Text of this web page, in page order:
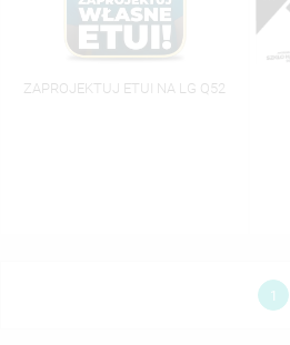
ZAPROJEKTUJ ETUI NA LG Q52
1